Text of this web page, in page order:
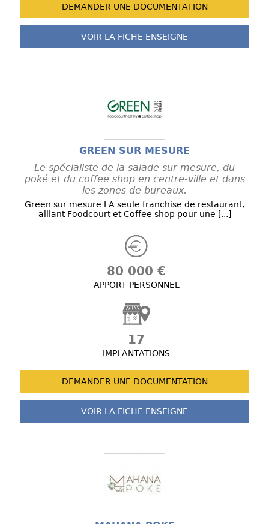
DEMANDER UNE DOCUMENTATION
VOIR LA FICHE ENSEIGNE
GREEN SUR MESURE
Le spécialiste de la salade sur mesure, du
poké et du coffee shop en centre-ville et dans
les zones de bureaux.
Green sur mesure LA seule franchise de restaurant,
alliant Foodcourt et Coffee shop pour une [...]
80 000 €
APPORT PERSONNEL
17
IMPLANTATIONS
DEMANDER UNE DOCUMENTATION
VOIR LA FICHE ENSEIGNE